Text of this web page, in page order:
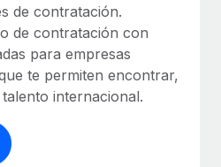
de contratación.
de contratación con
para empresas
te permiten encontrar,
internacional.